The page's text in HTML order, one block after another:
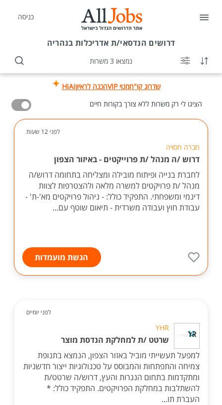
כניסה
דרושים הנדסאי/ת אדריכלות בנהריה
נמצאו 3 משרות
שדרוג קו"חמנוי VIP הכנה לראיוןHiAi
הציגו לי רק משרות ללא צורך בקורות חיים
לפני 12 שעות
חברה חסויה
דרוש /ה מנהל /ת פרוייקטים - באיזור הצפון
לחברת בנייה ופיתוח מובילה ומצליחה בתחומה דרוש/ה
מנהל /ת פרויקטים למשרה מלאה ולהצטרפות לצוות
דינמי ומשפחתי. התפקיד כולל: - ניהול פרויקטים מא'-ת' -
עבודת חוץ ועבודה משרדית - תיאום שוטף עם...
הגשת מועמדות
לפני יומיים
YHR
שרטט /ת למחלקת הנדסת מוצר
למפעל תעשייתי מוביל באזור הצפון, הנמצא בתנופת
צמיחה והתפתחות והמבוסס על טכנולוגיות ייצור חדשניות
ומתקדמות בתחום הנגרות והעץ, דרוש/ה שרטט/ת
להשתלבות במחלקת הפרויקטים. התפקיד כולל: *
העברת תו...